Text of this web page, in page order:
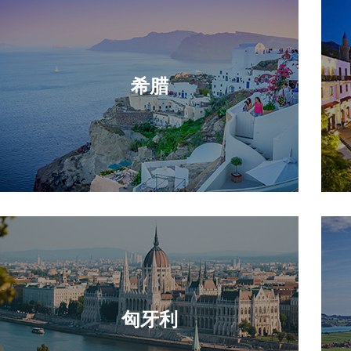
希腊
匈牙利